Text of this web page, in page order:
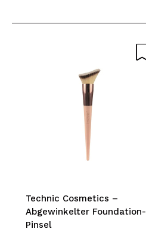
Technic Cosmetics –
Abgewinkelter Foundation-
Pinsel